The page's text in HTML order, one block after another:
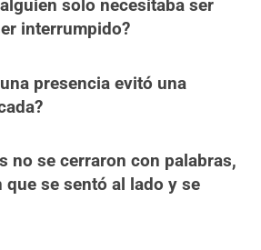
solo necesitaba ser
interrumpido?
presencia evitó una
no se cerraron con palabras,
se sentó al lado y se